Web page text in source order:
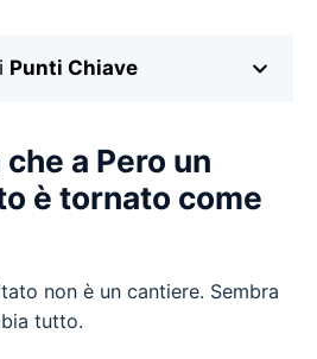
Punti Chiave
a Pero un
è tornato come
non è un cantiere. Sembra
tutto.